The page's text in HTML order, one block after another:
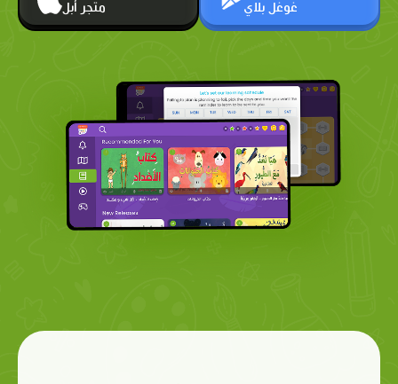
متجر أبل غوغل بلاي